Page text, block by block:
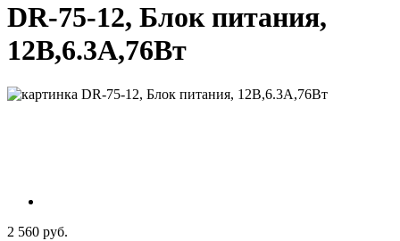
DR-75-12, Блок питания,
12B,6.3A,76Вт
2 560 руб.